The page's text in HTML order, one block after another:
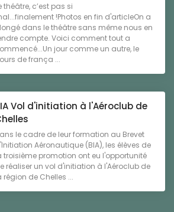
théâtre, c’est pas si
!Photos en fin d'articleOn a
dans le théâtre sans même nous en
compte. Voici comment tout a
jour comme un autre, le
de frança ...
Vol d'initiation à l'Aéroclub de
le cadre de leur formation au Brevet
Aéronautique (BIA), les élèves de
troisième promotion ont eu l'opportunité
réaliser un vol d'initiation à l'Aéroclub de
région de Chelles ...